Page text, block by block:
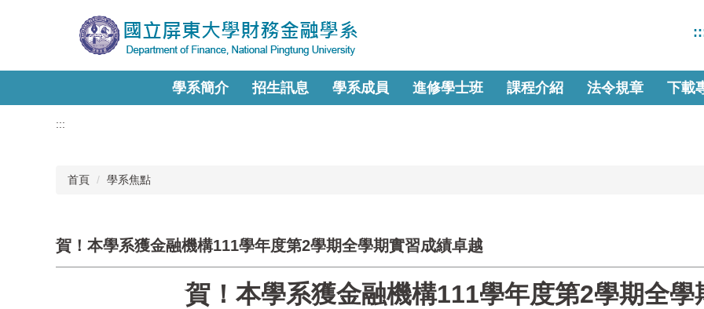
學系簡介 招生訊息 學系成員 進修學士班 課程介紹 法令規章 下載
:::
首頁 學系焦點
賀！本學系獲金融機構111學年度第2學期全學期實習成績卓越
賀！本學系獲金融機構111學年度第2學期全學